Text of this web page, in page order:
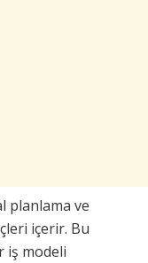
planlama ve
içerir. Bu
iş modeli